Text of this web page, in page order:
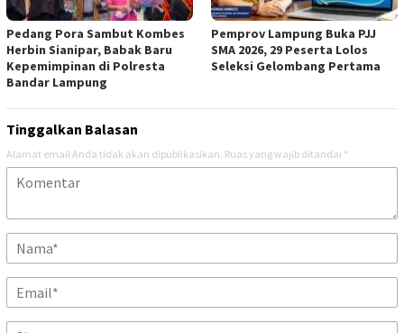
Pedang Pora Sambut Kombes
Herbin Sianipar, Babak Baru
Kepemimpinan di Polresta
Bandar Lampung
Pemprov Lampung Buka PJJ
SMA 2026, 29 Peserta Lolos
Seleksi Gelombang Pertama
Tinggalkan Balasan
Alamat email Anda tidak akan dipublikasikan. Ruas yang wajib ditandai *